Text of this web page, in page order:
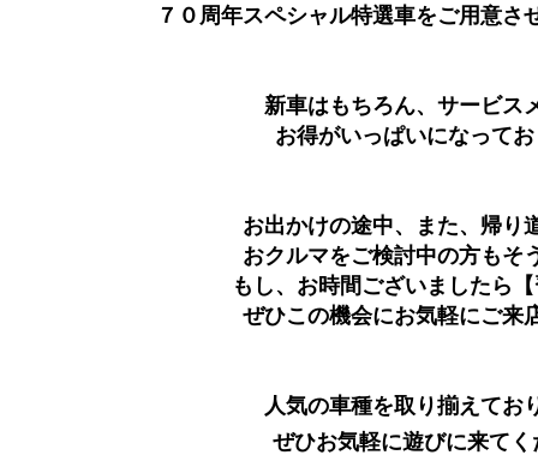
７０周年スペシャル特選車をご用意さ
新車はもちろん、サービス
お得がいっぱいになって
お出かけの途中、また、帰り
おクルマをご検討中の方もそ
もし、お時間ございましたら
ぜひこの機会にお気軽にご来
人気の車種を取り揃えてお
ぜひお気軽に遊びに来てく